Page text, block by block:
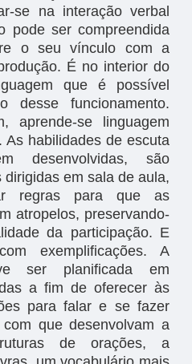
se na interação verbal
pode ser compreendida
o seu vínculo com a
É no interior do
que é possível
desse funcionamento.
aprende-se linguagem
As habilidades de escuta
desenvolvidas, são
em sala de aula,
regras para que as
atropelos, preservando-
da participação. E
exemplificações. A
ser planificada em
a fim de oferecer às
para falar e se fazer
que desenvolvam a
de orações, a